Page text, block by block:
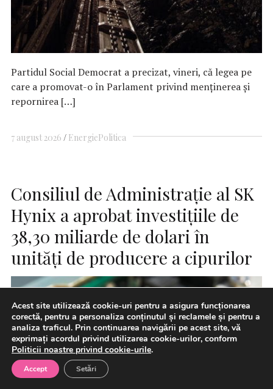
Partidul Social Democrat a precizat, vineri, că legea pe
care a promovat-o în Parlament privind menţinerea şi
repornirea […]
7 august 2026 EnergiePolitica
Consiliul de Administraţie al SK
Hynix a aprobat investiţiile de
38,30 miliarde de dolari în
unităţi de producere a cipurilor
Acest site utilizează cookie-uri pentru a asigura funcționarea
corectă, pentru a personaliza conținutul și reclamele și pentru a
analiza traficul. Prin continuarea navigării pe acest site, vă
exprimați acordul privind utilizarea cookie-urilor, conform
Politicii noastre privind cookie-urile.
Accept Setări